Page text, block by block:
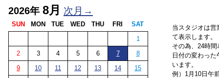
当スタジオは営
て表示します。
その為、24時
日付の変わっ
います。
例）1月10日午
2026年 8月 次月→
SUN MON TUE WED THU FRI
SAT
1
2
3 4 5 6 7
8
9
10 11 12 13 14
15